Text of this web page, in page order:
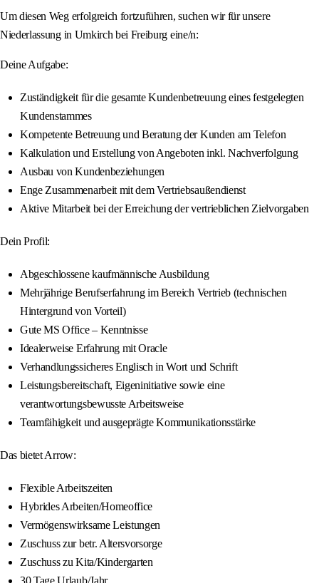
Um diesen Weg erfolgreich fortzuführen, suchen wir für unsere
Niederlassung in Umkirch bei Freiburg eine/n:
Deine Aufgabe:
Zuständigkeit für die gesamte Kundenbetreuung eines festgelegten
Kundenstammes
Kompetente Betreuung und Beratung der Kunden am Telefon
Kalkulation und Erstellung von Angeboten inkl. Nachverfolgung
Ausbau von Kundenbeziehungen
Enge Zusammenarbeit mit dem Vertriebsaußendienst
Aktive Mitarbeit bei der Erreichung der vertrieblichen Zielvorgaben
Dein Profil:
Abgeschlossene kaufmännische Ausbildung
Mehrjährige Berufserfahrung im Bereich Vertrieb (technischen
Hintergrund von Vorteil)
Gute MS Office – Kenntnisse
Idealerweise Erfahrung mit Oracle
Verhandlungssicheres Englisch in Wort und Schrift
Leistungsbereitschaft, Eigeninitiative sowie eine
verantwortungsbewusste Arbeitsweise
Teamfähigkeit und ausgeprägte Kommunikationsstärke
Das bietet Arrow:
Flexible Arbeitszeiten
Hybrides Arbeiten/Homeoffice
Vermögenswirksame Leistungen
Zuschuss zur betr. Altersvorsorge
Zuschuss zu Kita/Kindergarten